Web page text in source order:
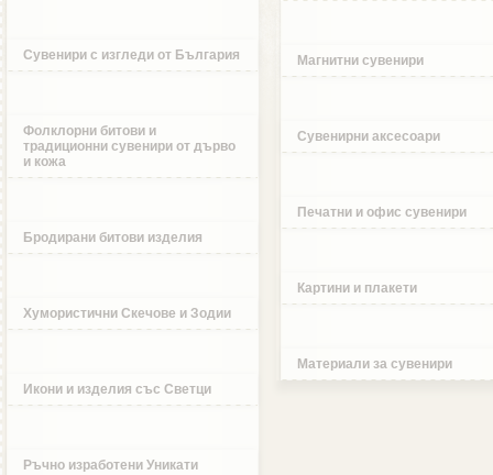
Сувенири с изгледи от България
Фолклорни битови и
традиционни сувенири от дърво
и кожа
Бродирани битови изделия
Хумористични Скечове и Зодии
Икони и изделия със Светци
Ръчно изработени Уникати
Магнитни сувенири
Сувенирни аксесоари
Печатни и офис сувенири
Картини и плакети
Материали за сувенири